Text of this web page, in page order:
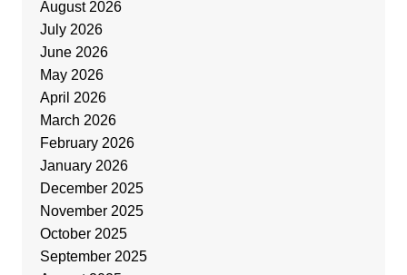
August 2026
July 2026
June 2026
May 2026
April 2026
March 2026
February 2026
January 2026
December 2025
November 2025
October 2025
September 2025